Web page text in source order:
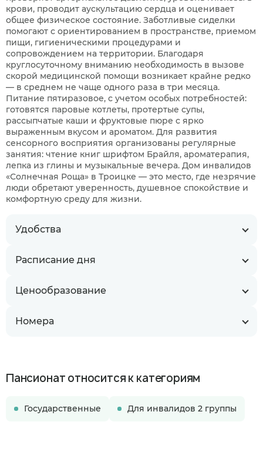
Удобства
Расписание дня
Ценообразование
Номера
крови, проводит аускультацию сердца и оценивает
общее физическое состояние. Заботливые сиделки
помогают с ориентированием в пространстве, приемом
пищи, гигиеническими процедурами и
сопровождением на территории. Благодаря
круглосуточному вниманию необходимость в вызове
скорой медицинской помощи возникает крайне редко
— в среднем не чаще одного раза в три месяца.
Питание пятиразовое, с учетом особых потребностей:
готовятся паровые котлеты, протертые супы,
рассыпчатые каши и фруктовые пюре с ярко
выраженным вкусом и ароматом. Для развития
сенсорного восприятия организованы регулярные
занятия: чтение книг шрифтом Брайля, ароматерапия,
лепка из глины и музыкальные вечера. Дом инвалидов
«Солнечная Роща» в Троицке — это место, где незрячие
люди обретают уверенность, душевное спокойствие и
комфортную среду для жизни.
Пансионат относится к категориям
Государственные Для инвалидов 2 группы